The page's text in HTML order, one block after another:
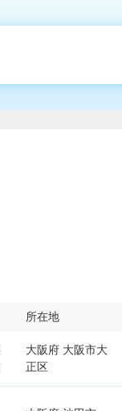
所在地
大阪府 大阪市大
正区